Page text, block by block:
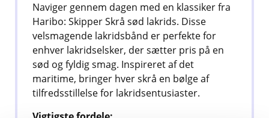
Naviger gennem dagen med en klassiker fra
Haribo: Skipper Skrå sød lakrids. Disse
velsmagende lakridsbånd er perfekte for
enhver lakridselsker, der sætter pris på en
sød og fyldig smag. Inspireret af det
maritime, bringer hver skrå en bølge af
tilfredsstillelse for lakridsentusiaster.